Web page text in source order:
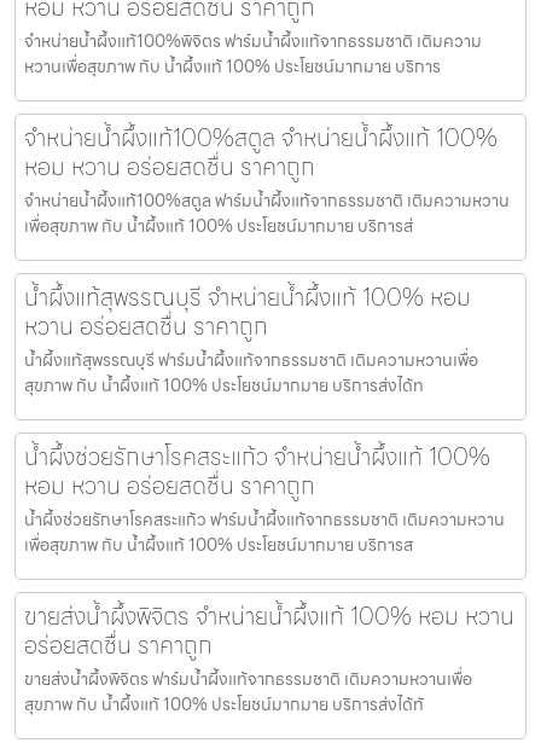
จำหน่ายน้ำผึ้งแท้100%พิจิตร ฟาร์มน้ำผึ้งแท้จากธรรมชาติ เติมความ
หวานเพื่อสุขภาพ กับ น้ำผึ้งแท้ 100% ประโยชน์มากมาย บริการ
จำหน่ายน้ำผึ้งแท้100%สตูล จำหน่ายน้ำผึ้งแท้ 100%
หอม หวาน อร่อยสดชื่น ราคาถูก
จำหน่ายน้ำผึ้งแท้100%สตูล ฟาร์มน้ำผึ้งแท้จากธรรมชาติ เติมความหวาน
เพื่อสุขภาพ กับ น้ำผึ้งแท้ 100% ประโยชน์มากมาย บริการส่
น้ำผึ้งแท้สุพรรณบุรี จำหน่ายน้ำผึ้งแท้ 100% หอม
หวาน อร่อยสดชื่น ราคาถูก
น้ำผึ้งแท้สุพรรณบุรี ฟาร์มน้ำผึ้งแท้จากธรรมชาติ เติมความหวานเพื่อ
สุขภาพ กับ น้ำผึ้งแท้ 100% ประโยชน์มากมาย บริการส่งได้ท
น้ำผึ้งช่วยรักษาโรคสระแก้ว จำหน่ายน้ำผึ้งแท้ 100%
หอม หวาน อร่อยสดชื่น ราคาถูก
น้ำผึ้งช่วยรักษาโรคสระแก้ว ฟาร์มน้ำผึ้งแท้จากธรรมชาติ เติมความหวาน
เพื่อสุขภาพ กับ น้ำผึ้งแท้ 100% ประโยชน์มากมาย บริการส
ขายส่งน้ำผึ้งพิจิตร จำหน่ายน้ำผึ้งแท้ 100% หอม หวาน
อร่อยสดชื่น ราคาถูก
ขายส่งน้ำผึ้งพิจิตร ฟาร์มน้ำผึ้งแท้จากธรรมชาติ เติมความหวานเพื่อ
สุขภาพ กับ น้ำผึ้งแท้ 100% ประโยชน์มากมาย บริการส่งได้ทั